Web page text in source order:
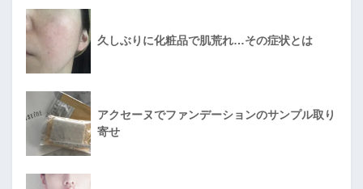
久しぶりに化粧品で肌荒れ…その症状とは
アクセーヌでファンデーションのサンプル取り
寄せ